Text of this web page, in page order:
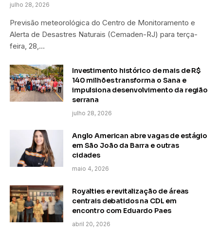
julho 28, 2026
Previsão meteorológica do Centro de Monitoramento e
Alerta de Desastres Naturais (Cemaden-RJ) para terça-
feira, 28,…
Investimento histórico de mais de R$
140 milhões transforma o Sana e
impulsiona desenvolvimento da região
serrana
julho 28, 2026
Anglo American abre vagas de estágio
em São João da Barra e outras
cidades
maio 4, 2026
Royalties e revitalização de áreas
centrais debatidos na CDL em
encontro com Eduardo Paes
abril 20, 2026